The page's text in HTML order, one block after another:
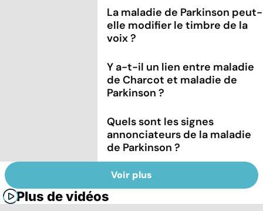
La maladie de Parkinson peut-
elle modifier le timbre de la
voix ?
Y a-t-il un lien entre maladie
de Charcot et maladie de
Parkinson ?
Quels sont les signes
annonciateurs de la maladie
de Parkinson ?
Voir plus
Plus de vidéos